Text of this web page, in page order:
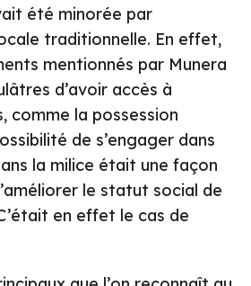
été minorée par
traditionnelle. En effet,
mentionnés par Munera
d’avoir accès à
comme la possession
de s’engager dans
la milice était une façon
le statut social de
en effet le cas de